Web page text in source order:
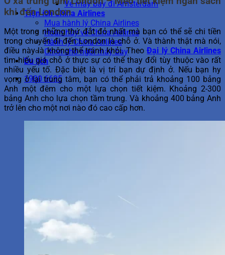
Vé máy bay đi Amsterdam
Tiện ích China Airlines
Mua hành lý China Airlines
Hoàn hủy vé China Airlines
Hành lý China Airlines
Chọn chỗ ngồi máy bay
Du lịch
1900 6695
khi đến London
Một trong những thứ đắt đỏ nhất mà bạn có thể sẽ chi tiền
trong chuyến đi đến London là chỗ ở. Và thành thật mà nói,
điều này là không thể tránh khỏi. TheoĐại lý China Airlines
tìm hiểu giá chỗ ở thực sự có thể thay đổi tùy thuộc vào rất
nhiều yếu tố. Đặc biệt là vị trí bạn dự định ở. Nếu bạn hy
vọng ở lại trung tâm, bạn có thể phải trả khoảng 100 bảng
Anh một đêm cho một lựa chọn tiết kiệm. Khoảng 2-300
bảng Anh cho lựa chọn tầm trung. Và khoảng 400 bảng Anh
trở lên cho một nơi nào đó cao cấp hơn.